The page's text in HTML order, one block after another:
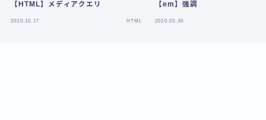
【HTML】メディアクエリ
2020.10.17 HTML
【em】強調
2020.03.30